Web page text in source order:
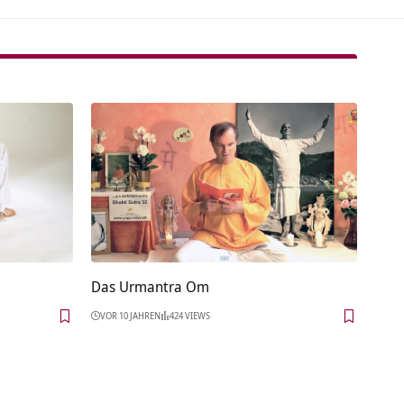
Das Urmantra Om
VOR 10 JAHREN 424 VIEWS